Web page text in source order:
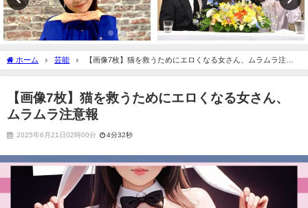
ホーム 芸能
【画像7枚】猫を救うためにエロくなる女さん、ムラムラ注意
報
【画像7枚】猫を救うためにエロくなる女さん、
ムラムラ注意報
2025年6月21日02時00分 4分32秒